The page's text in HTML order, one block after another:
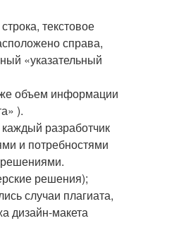
текстовое
справа,
«указательный
объем информации
).
разработчик
и потребностями
решения);
случаи плагиата,
дизайн-макета